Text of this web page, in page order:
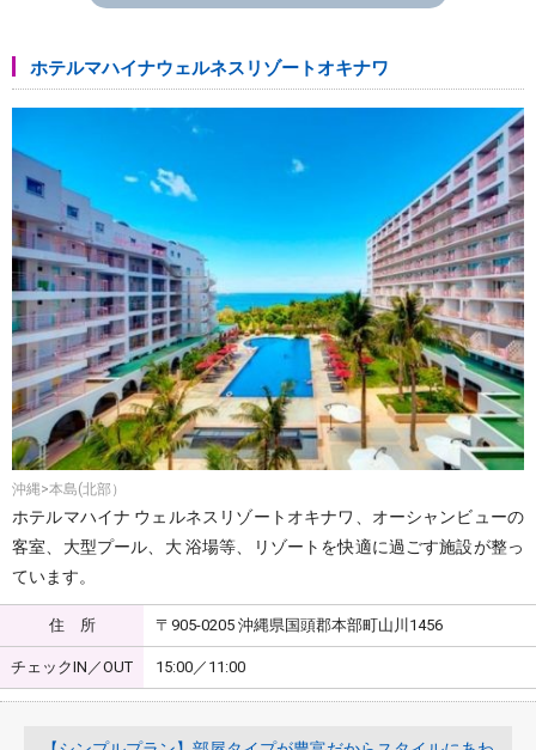
ホテルマハイナウェルネスリゾートオキナワ
沖縄>本島(北部）
ホテルマハイナ ウェルネスリゾートオキナワ、オーシャンビューの
客室、大型プール、大 浴場等、リゾートを快適に過ごす施設が整っ
ています。
住 所 〒905-0205 沖縄県国頭郡本部町山川1456
チェックIN／OUT 15:00／11:00